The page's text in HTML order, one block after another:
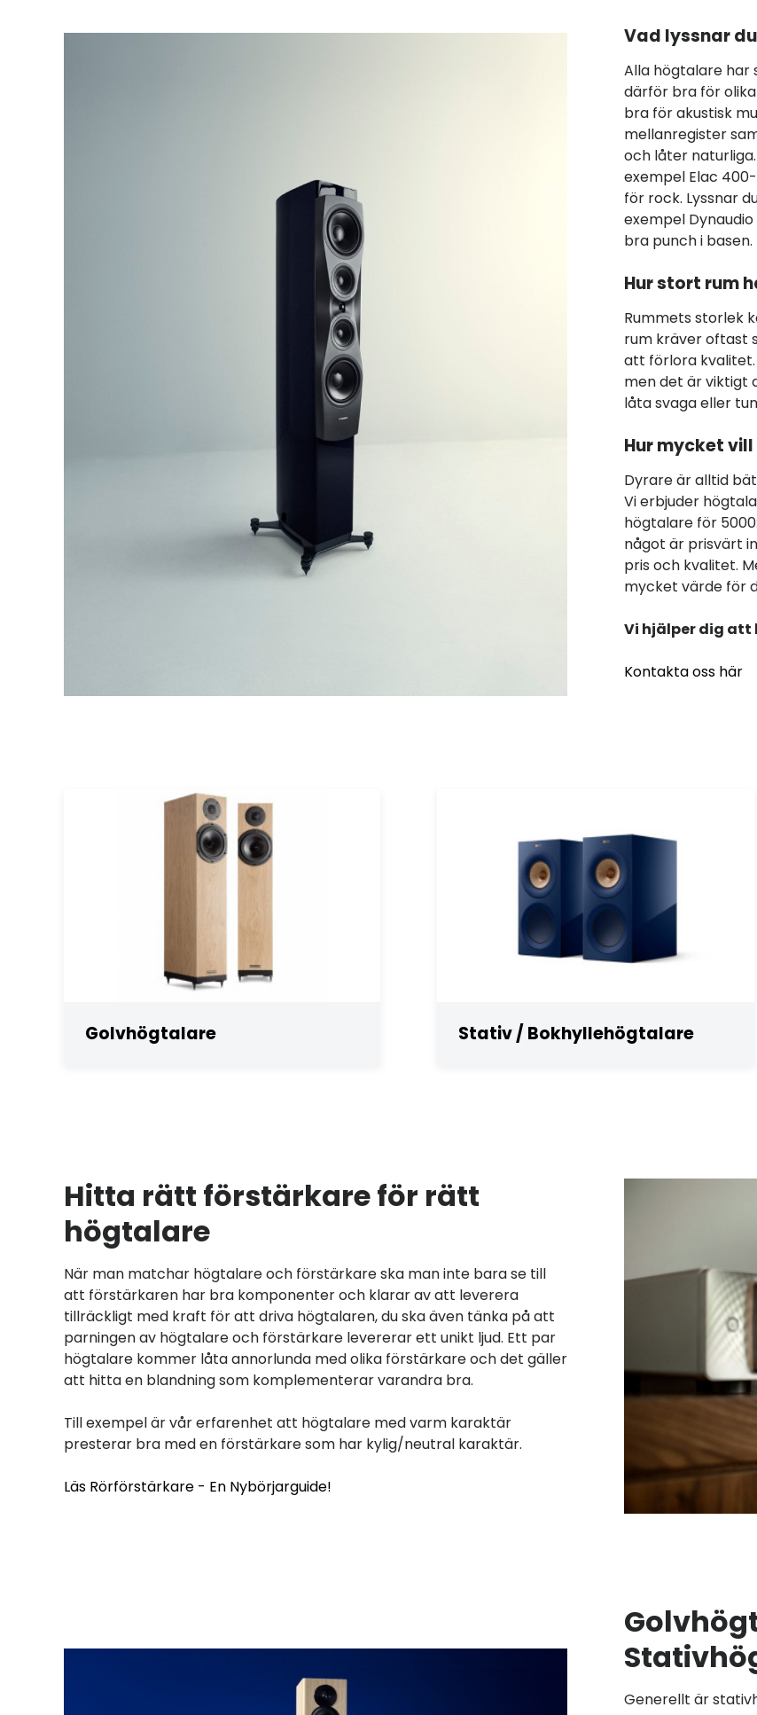
Vad lyssnar
Alla högtalare har
därför bra för
bra för akustisk
mellanregister
och låter
exempel Elac
för rock. Lyssnar
exempel
bra punch i basen.
Hur stort rum
Rummets storlek
rum kräver oftast
att förlora kvalitet.
men det är viktigt
låta svaga eller
Hur mycket
Dyrare är alltid
Vi erbjuder
högtalare för
något är prisvärt
pris och kvalitet.
mycket värde för
Vi hjälper dig
Kontakta oss här
Golvhögtalare Stativ / Bokhyllehögtalare
Hitta rätt förstärkare för rätt
högtalare
När man matchar högtalare och förstärkare ska man inte bara se till
att förstärkaren har bra komponenter och klarar av att leverera
tillräckligt med kraft för att driva högtalaren, du ska även tänka på att
parningen av högtalare och förstärkare levererar ett unikt ljud. Ett par
högtalare kommer låta annorlunda med olika förstärkare och det gäller
att hitta en blandning som komplementerar varandra bra.
Till exempel är vår erfarenhet att högtalare med varm karaktär
presterar bra med en förstärkare som har kylig/neutral karaktär.
Läs Rörförstärkare - En Nybörjarguide!
Generellt är